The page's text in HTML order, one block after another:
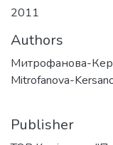
2011
Authors
Митрофанова-
Mitrofanova-
Publisher